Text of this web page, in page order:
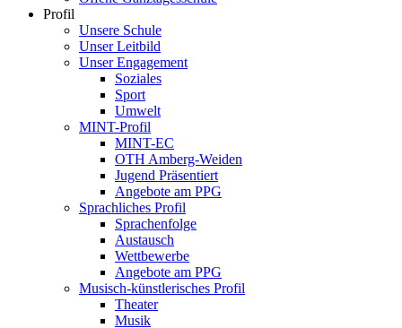
Profil
Unsere Schule
Unser Leitbild
Unser Engagement
Soziales
Sport
Umwelt
MINT-Profil
MINT-EC
OTH Amberg-Weiden
Jugend Präsentiert
Angebote am PPG
Sprachliches Profil
Sprachenfolge
Austausch
Wettbewerbe
Angebote am PPG
Musisch-künstlerisches Profil
Theater
Musik